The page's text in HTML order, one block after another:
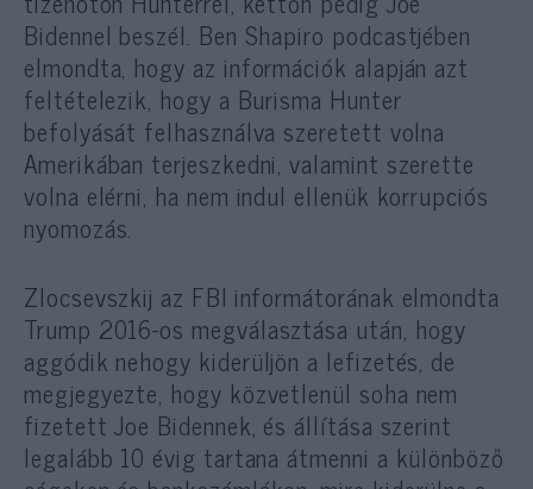
Bidennel beszél. Ben Shapiro podcastjében
elmondta, hogy az információk alapján azt
feltételezik, hogy a Burisma Hunter
befolyását felhasználva szeretett volna
Amerikában terjeszkedni, valamint szerette
volna elérni, ha nem indul ellenük korrupciós
nyomozás.
Zlocsevszkij az FBI informátorának elmondta
Trump 2016-os megválasztása után, hogy
aggódik nehogy kiderüljön a lefizetés, de
megjegyezte, hogy közvetlenül soha nem
fizetett Joe Bidennek, és állítása szerint
legalább 10 évig tartana átmenni a különböző